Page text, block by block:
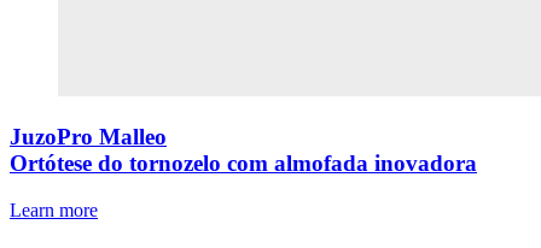
JuzoPro Malleo
Ortótese do tornozelo com almofada inovadora
Learn more